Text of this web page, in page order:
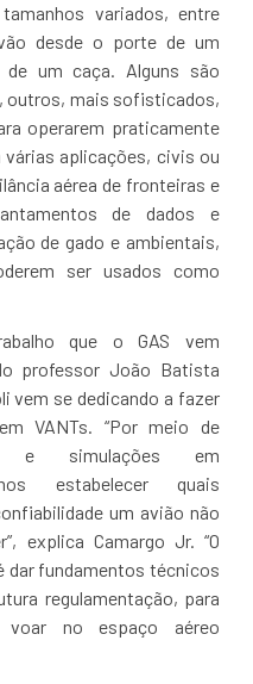
variados, entre
desde o porte de um
um caça. Alguns são
outros, mais sofisticados,
operarem praticamente
aplicações, civis ou
aérea de fronteiras e
de dados e
de gado e ambientais,
ser usados como
que o GAS vem
professor João Batista
vem se dedicando a fazer
VANTs. “Por meio de
e simulações em
estabelecer quais
um avião não
explica Camargo Jr. “O
dar fundamentos técnicos
regulamentação, para
no espaço aéreo